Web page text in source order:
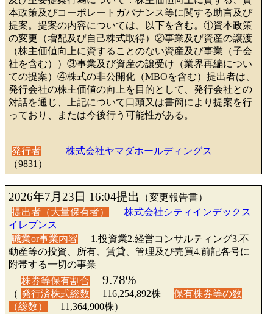
本政策及びコーポレートガバナンス等に関する助言及び
提案。提案の内容については、以下を含む。①資本政策
の変更（増配及び自己株式取得）②事業及び資産の譲渡
（株主価値向上に資することのない資産及び事業（子会
社を含む））③事業及び資産の譲受け（業界再編につい
ての提案）④株式の非公開化（MBOを含む）提出者は、
発行会社の株主価値の向上を目的として、発行会社との
対話を通じ、上記について口頭又は書簡により提案を行
っており、または今後行う可能性がある。
発行者
株式会社ヤマダホールディングス
（9831）
2026年7月23日 16:04提出
（変更報告書）
提出者（大量保有者）
株式会社シティインデックス
イレブンス
職業or事業内容
1.投資業2.経営コンサルティング3.不
動産等の投資、所有、賃貸、管理及び売買4.前記各号に
附帯する一切の事業
株券等保有割合
9.78%
（ 発行済株式総数 116,254,892株
保有株券等の数
（総数）
11,364,900株）